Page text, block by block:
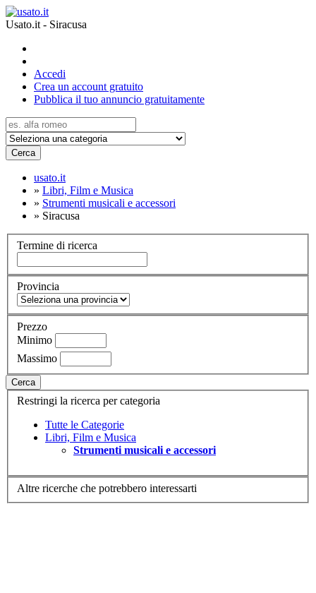
Usato.it - Siracusa
Accedi
Crea un account gratuito
Pubblica il tuo annuncio gratuitamente
Cerca
usato.it
» Libri, Film e Musica
» Strumenti musicali e accessori
» Siracusa
Termine di ricerca
Provincia
Prezzo
Minimo
Massimo
Cerca
Restringi la ricerca per categoria
Tutte le Categorie
Libri, Film e Musica
Strumenti musicali e accessori
Altre ricerche che potrebbero interessarti